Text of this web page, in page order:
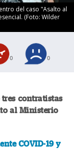
del caso "Asalto al
(Foto: Wilder
0 0
contratistas
al Ministerio
COVID-19 y